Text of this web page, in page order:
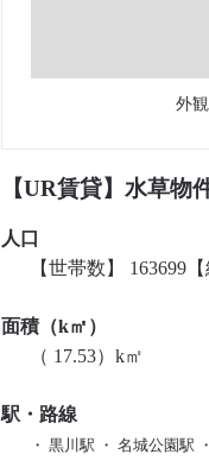
外
【UR賃貸】水草物
人口
【世帯数】 163699
面積（k㎡）
（ 17.53）k㎡
駅・路線
・ 黒川駅 ・ 名城公園駅